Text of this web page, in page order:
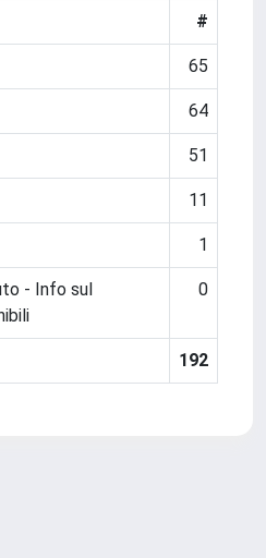
#
65
64
51
11
1
- Info sul
0
192